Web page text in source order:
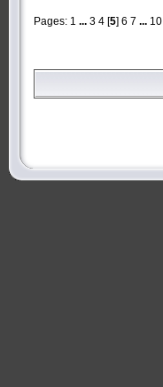
Pages: 1 ... 3 4 [5] 6 7 ... 10